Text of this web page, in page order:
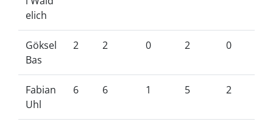
elich
Göksel
Bas
2 2 0 2 0
Fabian
Uhl
6 6 1 5 2